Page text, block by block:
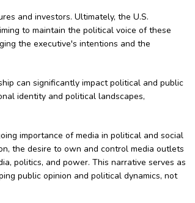
and investors. Ultimately, the U.S.
to maintain the political voice of these
the executive's intentions and the
can significantly impact political and public
identity and political landscapes,
importance of media in political and social
the desire to own and control media outlets
politics, and power. This narrative serves as
public opinion and political dynamics, not